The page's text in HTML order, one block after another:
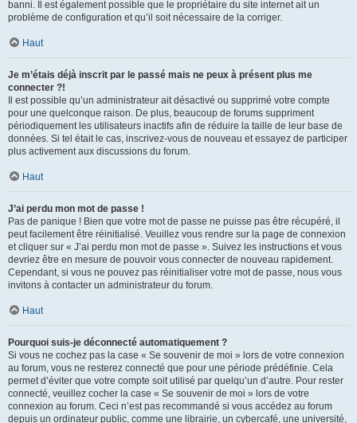
banni. Il est également possible que le propriétaire du site internet ait un
problème de configuration et qu’il soit nécessaire de la corriger.
Haut
Je m’étais déjà inscrit par le passé mais ne peux à présent plus me
connecter ?!
Il est possible qu’un administrateur ait désactivé ou supprimé votre compte
pour une quelconque raison. De plus, beaucoup de forums suppriment
périodiquement les utilisateurs inactifs afin de réduire la taille de leur base de
données. Si tel était le cas, inscrivez-vous de nouveau et essayez de participer
plus activement aux discussions du forum.
Haut
J’ai perdu mon mot de passe !
Pas de panique ! Bien que votre mot de passe ne puisse pas être récupéré, il
peut facilement être réinitialisé. Veuillez vous rendre sur la page de connexion
et cliquer sur « J’ai perdu mon mot de passe ». Suivez les instructions et vous
devriez être en mesure de pouvoir vous connecter de nouveau rapidement.
Cependant, si vous ne pouvez pas réinitialiser votre mot de passe, nous vous
invitons à contacter un administrateur du forum.
Haut
Pourquoi suis-je déconnecté automatiquement ?
Si vous ne cochez pas la case « Se souvenir de moi » lors de votre connexion
au forum, vous ne resterez connecté que pour une période prédéfinie. Cela
permet d’éviter que votre compte soit utilisé par quelqu’un d’autre. Pour rester
connecté, veuillez cocher la case « Se souvenir de moi » lors de votre
connexion au forum. Ceci n’est pas recommandé si vous accédez au forum
depuis un ordinateur public, comme une librairie, un cybercafé, une université,